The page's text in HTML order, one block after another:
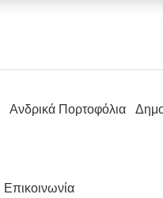
Ανδρικά Πορτοφόλια
Επικοινωνία